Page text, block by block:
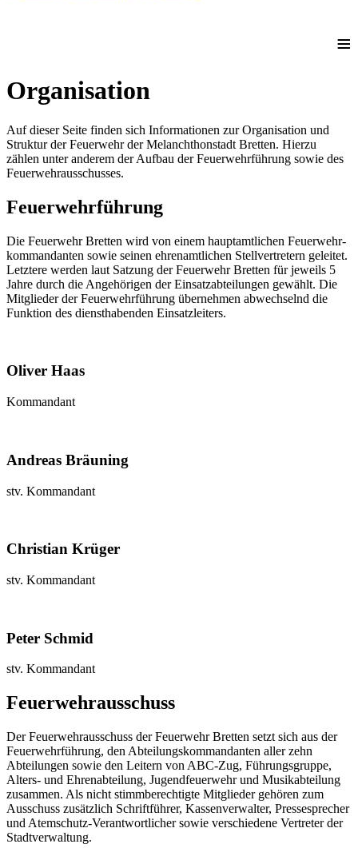
≡
Organisation
Auf dieser Seite finden sich Informationen zur Organisation und
Struktur der Feuerwehr der Melanchthon­stadt Bretten. Hierzu
zählen unter anderem der Aufbau der Feuerwehr­führung sowie des
Feuerwehr­ausschusses.
Feuerwehrführung
Die Feuerwehr Bretten wird von einem hauptamtlichen Feuerwehr­
kommandanten sowie seinen ehrenamtlichen Stellvertretern geleitet.
Letztere werden laut Satzung der Feuerwehr Bretten für jeweils 5
Jahre durch die Angehörigen der Einsatz­abteilungen gewählt. Die
Mitglieder der Feuerwehrführung übernehmen abwechselnd die
Funktion des diensthabenden Einsatzleiters.
Oliver Haas
Kommandant
Andreas Bräuning
stv. Kommandant
Christian Krüger
stv. Kommandant
Peter Schmid
stv. Kommandant
Feuerwehrausschuss
Der Feuerwehrausschuss der Feuerwehr Bretten setzt sich aus der
Feuerwehrführung, den Abteilungskommandanten aller zehn
Abteilungen sowie den Leitern von ABC-Zug, Führungsgruppe,
Alters- und Ehrenabteilung, Jugendfeuerwehr und Musikabteilung
zusammen. Als nicht stimmberechtigte Mitglieder gehören zum
Ausschuss zusätzlich Schriftführer, Kassenverwalter, Pressesprecher
und Atemschutz-Verantwortlicher sowie verschiedene Vertreter der
Stadtverwaltung.